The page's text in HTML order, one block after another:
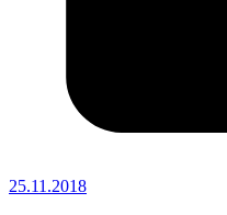
25.11.2018